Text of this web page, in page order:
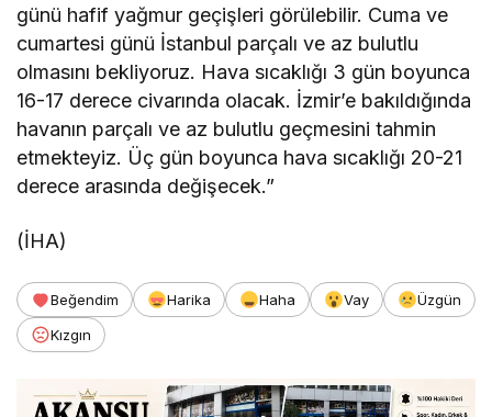
günü hafif yağmur geçişleri görülebilir. Cuma ve
cumartesi günü İstanbul parçalı ve az bulutlu
olmasını bekliyoruz. Hava sıcaklığı 3 gün boyunca
16-17 derece civarında olacak. İzmir’e bakıldığında
havanın parçalı ve az bulutlu geçmesini tahmin
etmekteyiz. Üç gün boyunca hava sıcaklığı 20-21
derece arasında değişecek.”
(İHA)
Beğendim Harika Haha Vay
Üzgün
Kızgın